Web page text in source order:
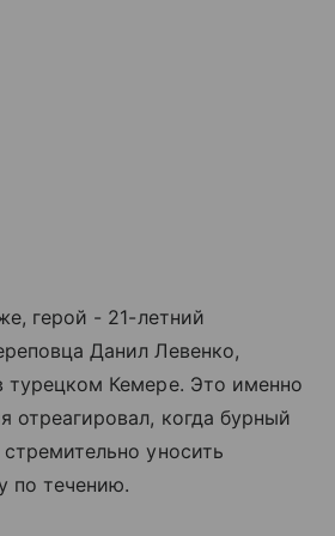
герой - 21-летний
Данил Левенко,
турецком Кемере. Это именно
отреагировал, когда бурный
уносить
по течению.